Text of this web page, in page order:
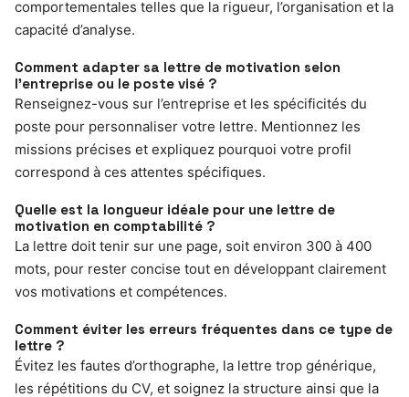
comportementales telles que la rigueur, l’organisation et la
capacité d’analyse.
Comment adapter sa lettre de motivation selon
l’entreprise ou le poste visé ?
Renseignez-vous sur l’entreprise et les spécificités du
poste pour personnaliser votre lettre. Mentionnez les
missions précises et expliquez pourquoi votre profil
correspond à ces attentes spécifiques.
Quelle est la longueur idéale pour une lettre de
motivation en comptabilité ?
La lettre doit tenir sur une page, soit environ 300 à 400
mots, pour rester concise tout en développant clairement
vos motivations et compétences.
Comment éviter les erreurs fréquentes dans ce type de
lettre ?
Évitez les fautes d’orthographe, la lettre trop générique,
les répétitions du CV, et soignez la structure ainsi que la